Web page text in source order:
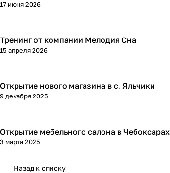
17 июня 2026
Тренинг от компании Мелодия Сна
15 апреля 2026
Открытие нового магазина в с. Яльчики
9 декабря 2025
Открытие мебельного салона в Чебоксарах
3 марта 2025
Назад к списку